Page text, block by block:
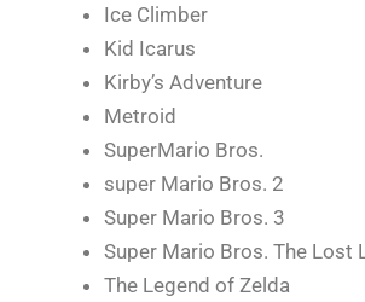
Ice Climber
Kid Icarus
Kirby’s Adventure
Metroid
SuperMario Bros.
super Mario Bros. 2
Super Mario Bros. 3
Super Mario Bros. The Lost
The Legend of Zelda